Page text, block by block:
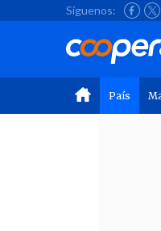
Síguenos:
País